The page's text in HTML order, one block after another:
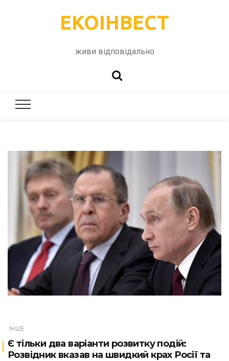
ЕКОІНВЕСТ
живи відповідально
ІНШЕ
Є тільки два варіанти розвитку подій:
Розвідник вказав на швидкий крах Росії та